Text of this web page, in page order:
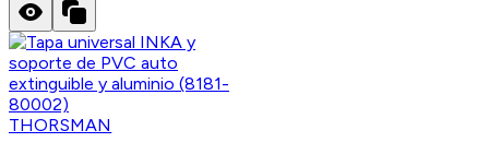
THORSMAN